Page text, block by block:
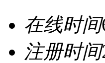
在线时间
注册时间